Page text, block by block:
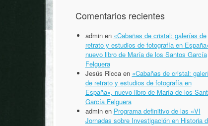
Comentarios recientes
adminen «Cabañas de cristal: galerías de
retrato y estudios de fotografía en
nuevo libro de María de los Santos García
Felguera
Jesús Riccaen «Cabañas de cristal:
de retrato y estudios de fotografía en
España», nuevo libro de María de los
García Felguera
adminen Programa definitivo de las «VI
Jornadas sobre Investigación en Historia